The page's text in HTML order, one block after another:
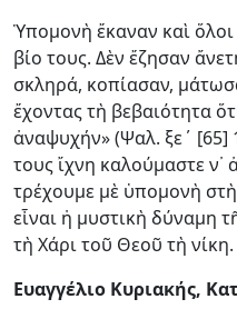
Ὑπομονὴ ἔκαναν καὶ ὅλοι
βίο τους. Δὲν ἔ­ζησαν
σκληρά, κοπίασαν,
ἔχοντας τὴ βεβαιότητα
ἀναψυχήν» (Ψαλ. ξε΄ [65]
τους ἴχνη κα­λούμαστε ν᾿
τρέχουμε μὲ ὑπομονὴ
εἶναι ἡ μυστικὴ δύναμη
τὴ Χάρι τοῦ Θεοῦ τὴ νίκη.
Ευαγγέλιο Κυριακής,